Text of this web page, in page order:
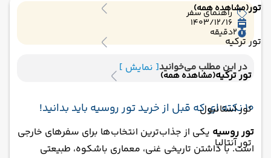
تور(مشاهده همه)
تور ترکیه
تور ترکیه(مشاهده همه)
تور استانبول
تور آنتالیا
راهنمای سفر
1403/12/16
2دقیقه
در این مطلب می‌خوانید[ نمایش ]
10 نکته ای که قبل از خرید تور روسیه باید بدانید!
تور روسیه یکی از جذاب‌ترین انتخاب‌ها برای سفرهای خارجی
است. با داشتن تاریخی غنی، معماری باشکوه، طبیعتی